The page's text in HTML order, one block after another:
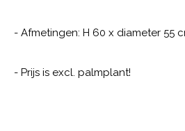
- Afmetingen: H 60 x diameter 55
- Prijs is excl. palmplant!